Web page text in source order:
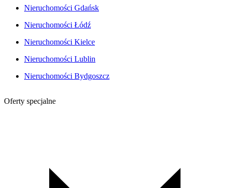
Nieruchomości Gdańsk
Nieruchomości Łódź
Nieruchomości Kielce
Nieruchomości Lublin
Nieruchomości Bydgoszcz
Oferty specjalne